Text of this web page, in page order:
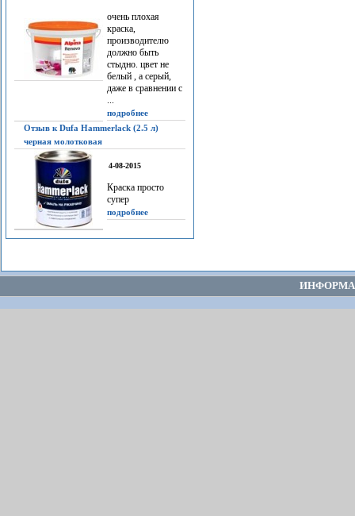
очень плохая
краска,
производителю
должно быть
стыдно. цвет не
белый , а серый,
даже в сравнении с
...
подробнее
Отзыв к Dufa Hammerlack (2.5 л)
черная молотковая
4-08-2015
Краска просто
супер
подробнее